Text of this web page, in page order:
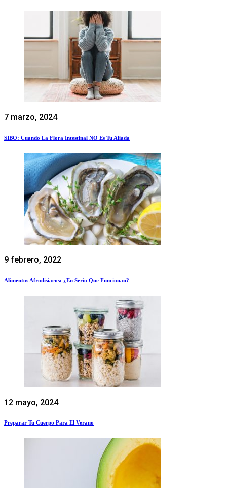
7 marzo, 2024
SIBO: Cuando La Flora Intestinal NO Es Tu Aliada
9 febrero, 2022
Alimentos Afrodisiacos: ¿en Serio Que Funcionan?
12 mayo, 2024
Preparar Tu Cuerpo Para El Verano